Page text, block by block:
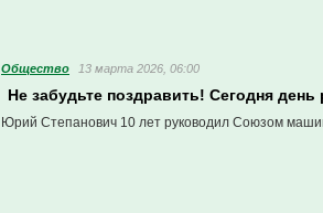
Общество 13 марта 2026, 06:00
Не забудьте поздравить! Сегодня
Юрий Степанович 10 лет руководил Союзом